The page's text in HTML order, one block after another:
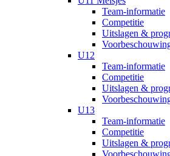
Team-informatie
Competitie
Uitslagen &
U12
Team-informatie
Competitie
Uitslagen &
U13
Team-informatie
Competitie
Uitslagen &